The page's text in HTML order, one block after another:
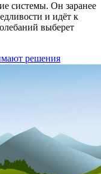
системы. Он заранее
и идёт к
выберет
решения